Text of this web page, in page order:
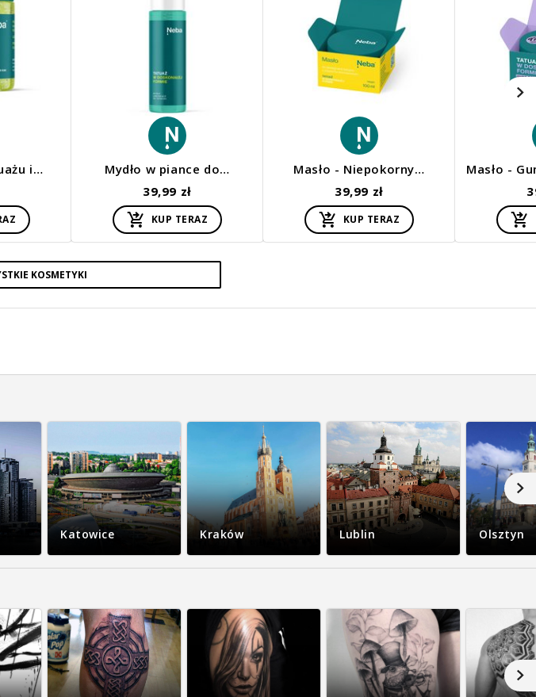
i…
Mydło w piance do…
39,99 zł
KUP TERAZ
Masło - Niepokorny…
39,99 zł
KUP TERAZ
Masło -
KOSMETYKI
Katowice Kraków Lublin Olsztyn